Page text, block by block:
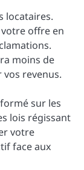
locataires.
offre en
moins de
revenus.
sur les
lois régissant
votre
face aux